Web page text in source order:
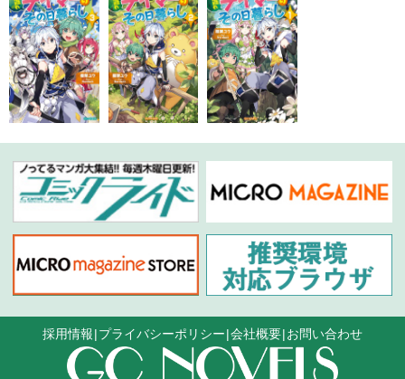
採用情報 プライバシーポリシー 会社概要 お問い合わせ